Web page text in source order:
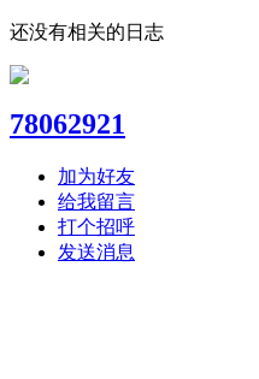
还没有相关的日志
78062921
加为好友
给我留言
打个招呼
发送消息